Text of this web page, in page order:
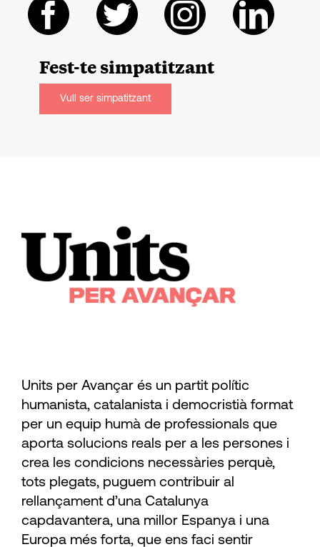
Fest-tesimpatitzant
Vull ser simpatitzant
Units per Avançar és un partit polític
humanista, catalanista i democristià format
per un equip humà de professionals que
aporta solucions reals per a les persones i
crea les condicions necessàries perquè,
tots plegats, puguem contribuir al
rellançament d’una Catalunya
capdavantera, una millor Espanya i una
Europa més forta, que ens faci sentir